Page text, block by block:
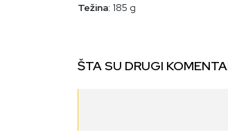
Težina: 185 g
ŠTA SU DRUGI